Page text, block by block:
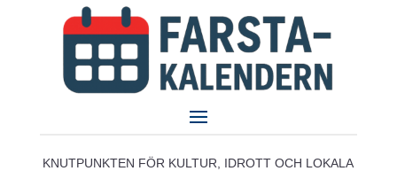
KNUTPUNKTEN FÖR KULTUR, IDROTT OCH LOKALA